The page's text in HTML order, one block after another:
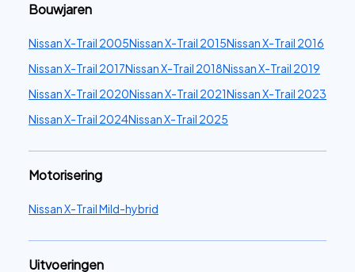
Bouwjaren
Nissan X-Trail 2005Nissan X-Trail 2015Nissan X-Trail 2016
Nissan X-Trail 2017Nissan X-Trail 2018Nissan X-Trail 2019
Nissan X-Trail 2020Nissan X-Trail 2021Nissan X-Trail 2023
Nissan X-Trail 2024Nissan X-Trail 2025
Motorisering
Nissan X-Trail Mild-hybrid
Uitvoeringen